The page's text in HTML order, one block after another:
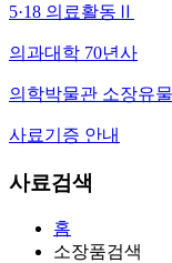
5·18 의료활동Ⅱ
의과대학 70년사
의학박물관 소장유
사료기증 안내
사료검색
홈
소장품검색